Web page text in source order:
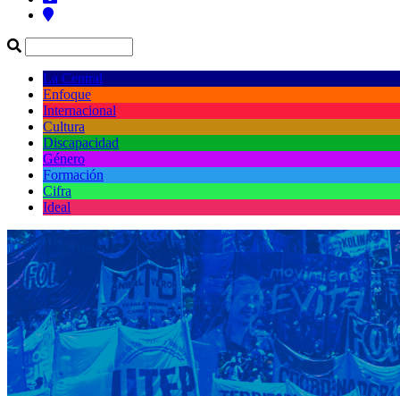
La Central
Enfoque
Internacional
Cultura
Discapacidad
Género
Formación
Cifra
Ideal